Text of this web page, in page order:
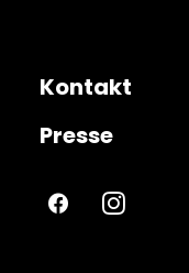
Kontakt
Presse